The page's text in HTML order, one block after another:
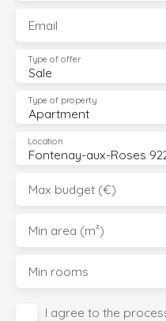
Email
Sale
Type of offer
Apartment
Type of property
Fontenay-aux-Roses
Location
Max budget (€)
Min area (m²)
Min rooms
I agree to the